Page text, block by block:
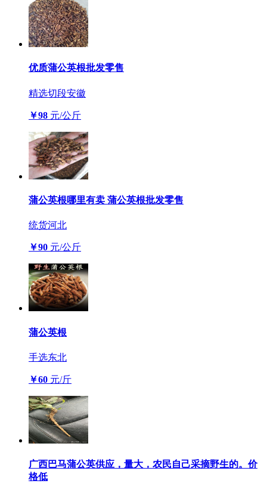
优质蒲公英根批发零售
精选切段安徽
￥98 元/公斤
蒲公英根哪里有卖 蒲公英根批发零售
统货河北
￥90 元/公斤
蒲公英根
手选东北
￥60 元/斤
广西巴马蒲公英供应，量大，农民自己采摘野生的。价
格低